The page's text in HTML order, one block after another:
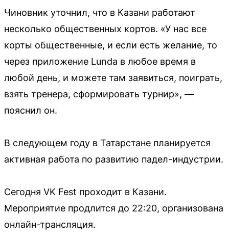
Чиновник уточнил, что в Казани работают
несколько общественных кортов. «У нас все
корты общественные, и если есть желание, то
через приложение Lunda в любое время в
любой день, и можете там заявиться, поиграть,
взять тренера, сформировать турнир», —
пояснил он.
В следующем году в Татарстане планируется
активная работа по развитию падел-индустрии.
Сегодня VK Fest проходит в Казани.
Мероприятие продлится до 22:20, организована
онлайн-трансляция.